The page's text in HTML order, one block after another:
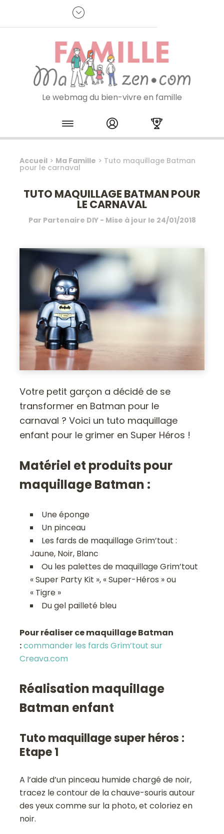
Je m'inscris à la newsletter
Le webmag du bien-vivre en famille
Skip to content
Accueil > Ma Famille > Tuto maquillage Batman
pour le carnaval
TUTO MAQUILLAGE BATMAN POUR
LE CARNAVAL
Par Partenaire DIY- Mise à jour le 24/01/2018
Votre petit garçon a décidé de se
transformer en Batman pour le
carnaval ? Voici un tuto maquillage
enfant pour le grimer en Super Héros !
Matériel et produits pour
maquillage Batman :
Une éponge
Un pinceau
Les fards de maquillage Grim’tout :
Jaune, Noir, Blanc
Ou les palettes de maquillage Grim’tout
« Super Party Kit », « Super-Héros » ou
« Tigre »
Du gel pailleté bleu
Pour réaliser ce maquillage Batman
:commander les fards Grim’tout sur
Creava.com
Réalisation maquillage
Batman enfant
Tuto maquillage super héros :
Etape 1
A l’aide d’un pinceau humide chargé de noir,
tracez le contour de la chauve-souris autour
des yeux comme sur la photo, et coloriez en
noir.
Panneau de gestion des cookies